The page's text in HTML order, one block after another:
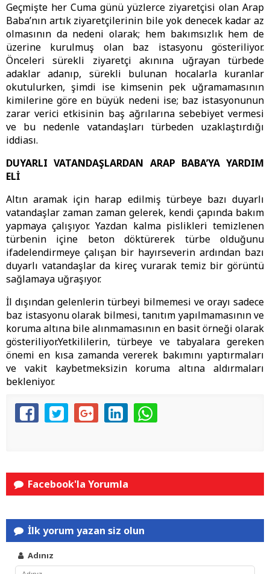
Geçmişte her Cuma günü yüzlerce ziyaretçisi olan Arap
Baba’nın artık ziyaretçilerinin bile yok denecek kadar az
olmasının da nedeni olarak; hem bakımsızlık hem de
üzerine kurulmuş olan baz istasyonu gösteriliyor.
Önceleri sürekli ziyaretçi akınına uğrayan türbede
adaklar adanıp, sürekli bulunan hocalarla kuranlar
okutulurken, şimdi ise kimsenin pek uğramamasının
kimilerine göre en büyük nedeni ise; baz istasyonunun
zarar verici etkisinin baş ağrılarına sebebiyet vermesi
ve bu nedenle vatandaşları türbeden uzaklaştırdığı
iddiası.
DUYARLI VATANDAŞLARDAN ARAP BABA’YA YARDIM
ELİ
Altın aramak için harap edilmiş türbeye bazı duyarlı
vatandaşlar zaman zaman gelerek, kendi çapında bakım
yapmaya çalışıyor. Yazdan kalma pislikleri temizlenen
türbenin içine beton döktürerek türbe olduğunu
ifadelendirmeye çalışan bir hayırseverin ardından bazı
duyarlı vatandaşlar da kireç vurarak temiz bir görüntü
sağlamaya uğraşıyor.
İl dışından gelenlerin türbeyi bilmemesi ve orayı sadece
baz istasyonu olarak bilmesi, tanıtım yapılmamasının ve
koruma altına bile alınmamasının en basit örneği olarak
gösteriliyor.Yetkililerin, türbeye ve tabyalara gereken
önemi en kısa zamanda vererek bakımını yaptırmaları
ve vakit kaybetmeksizin koruma altına aldırmaları
bekleniyor.
Facebook'la Yorumla
İlk yorum yazan siz olun
Adınız